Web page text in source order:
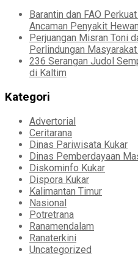
Barantin dan FAO
Ancaman Penyakit
Perjuangan Misran Toni
Perlindungan
236 Serangan Judol
di Kaltim
Kategori
Advertorial
Ceritarana
Dinas Pariwisata Kukar
Dinas Pemberdayaan
Diskominfo Kukar
Dispora Kukar
Kalimantan Timur
Nasional
Potretrana
Ranamendalam
Ranaterkini
Uncategorized